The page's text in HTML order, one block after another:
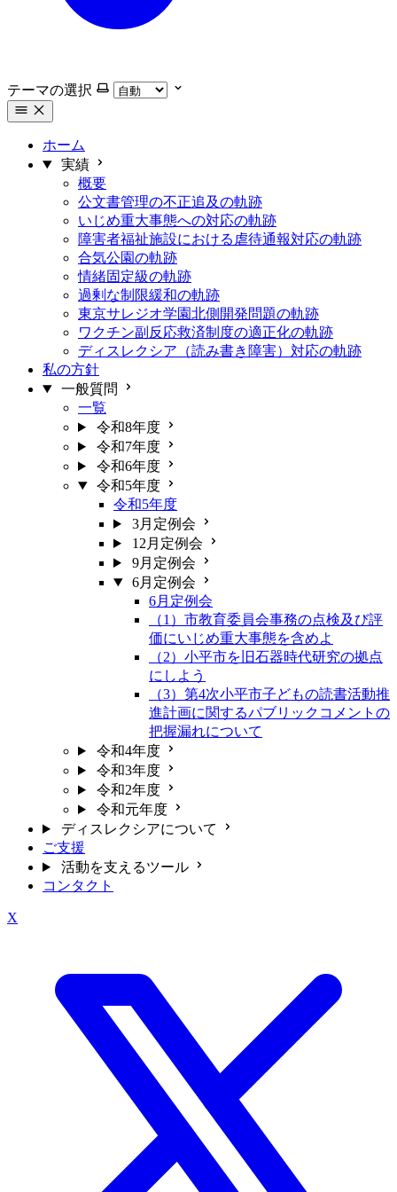
テーマの選択
ホーム
実績
概要
公文書管理の不正追及の軌跡
いじめ重大事態への対応の軌跡
障害者福祉施設における虐待通報対応の軌跡
合気公園の軌跡
情緒固定級の軌跡
過剰な制限緩和の軌跡
東京サレジオ学園北側開発問題の軌跡
ワクチン副反応救済制度の適正化の軌跡
ディスレクシア（読み書き障害）対応の軌跡
私の方針
一般質問
一覧
令和8年度
令和7年度
令和6年度
令和5年度
令和5年度
3月定例会
12月定例会
9月定例会
6月定例会
6月定例会
（1）市教育委員会事務の点検及び評
価にいじめ重大事態を含めよ
（2）小平市を旧石器時代研究の拠点
にしよう
（3）第4次小平市子どもの読書活動推
進計画に関するパブリックコメントの
把握漏れについて
令和4年度
令和3年度
令和2年度
令和元年度
ディスレクシアについて
ご支援
活動を支えるツール
コンタクト
X